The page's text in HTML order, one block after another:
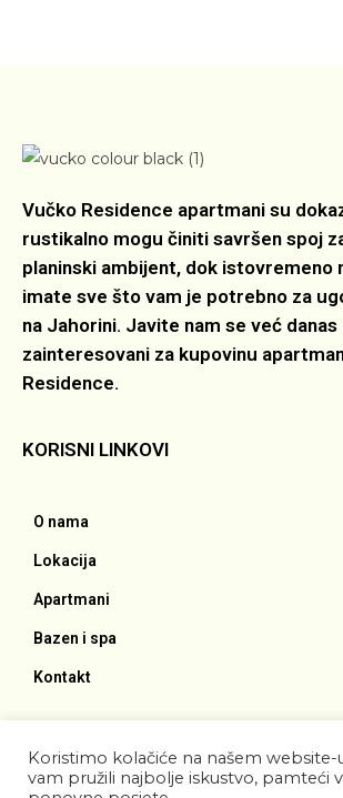
Vučko Residence apartmani su
rustikalno mogu činiti savršen spoj
planinski ambijent, dok istovremeno
imate sve što vam je potrebno za
na Jahorini. Javite nam se već
zainteresovani za kupovinu
Residence.
KORISNI LINKOVI
O nama
Lokacija
Apartmani
Bazen i spa
Kontakt
Koristimo kolačiće na našem
vam pružili najbolje iskustvo, pamteći